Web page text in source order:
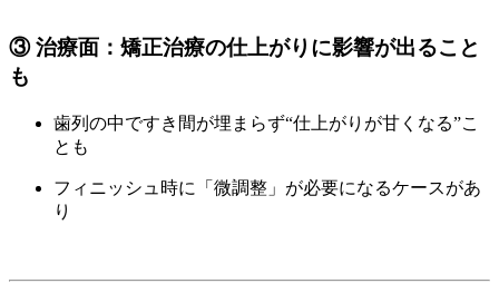
③ 治療面：矯正治療の仕上がりに影響が出ること
も
歯列の中ですき間が埋まらず“仕上がりが甘くなる”こ
とも
フィニッシュ時に「微調整」が必要になるケースがあ
り